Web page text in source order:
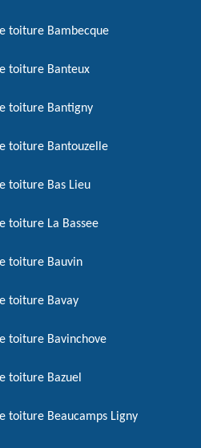
toiture Bambecque
toiture Banteux
toiture Bantigny
toiture Bantouzelle
toiture Bas Lieu
toiture La Bassee
toiture Bauvin
toiture Bavay
toiture Bavinchove
toiture Bazuel
toiture Beaucamps Ligny